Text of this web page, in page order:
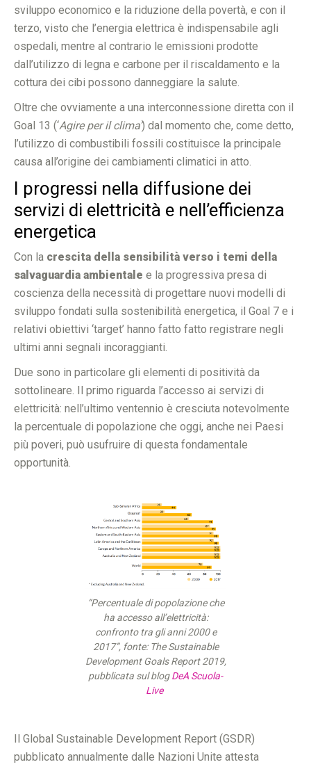
sviluppo economico e la riduzione della povertà, e con il
terzo, visto che l’energia elettrica è indispensabile agli
ospedali, mentre al contrario le emissioni prodotte
dall’utilizzo di legna e carbone per il riscaldamento e la
cottura dei cibi possono danneggiare la salute.
Oltre che ovviamente a una interconnessione diretta con il
Goal 13 (‘Agire per il clima’) dal momento che, come detto,
l’utilizzo di combustibili fossili costituisce la principale
causa all’origine dei cambiamenti climatici in atto.
I progressi nella diffusione dei
servizi di elettricità e nell’efficienza
energetica
Con la crescita della sensibilità verso i temi della
salvaguardia ambientale e la progressiva presa di
coscienza della necessità di progettare nuovi modelli di
sviluppo fondati sulla sostenibilità energetica, il Goal 7 e i
relativi obiettivi ‘target’ hanno fatto fatto registrare negli
ultimi anni segnali incoraggianti.
Due sono in particolare gli elementi di positività da
sottolineare. Il primo riguarda l’accesso ai servizi di
elettricità: nell’ultimo ventennio è cresciuta notevolmente
la percentuale di popolazione che oggi, anche nei Paesi
più poveri, può usufruire di questa fondamentale
opportunità.
“Percentuale di popolazione che
ha accesso all’elettricità:
confronto tra gli anni 2000 e
2017”, fonte: The Sustainable
Development Goals Report 2019,
pubblicata sul blogDeA Scuola-
Live
Il Global Sustainable Development Report (GSDR)
pubblicato annualmente dalle Nazioni Unite attesta